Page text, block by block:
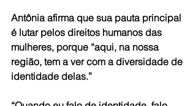
Antônia afirma que sua pauta principal
é lutar pelos direitos humanos das
mulheres, porque “aqui, na nossa
região, tem a ver com a diversidade de
identidade delas.”